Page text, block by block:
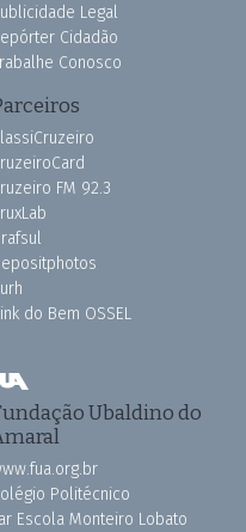
Legal
Cidadão
Conosco
FM 92.3
do Bem OSSEL
Ubaldino do
Politécnico
Escola Monteiro Lobato